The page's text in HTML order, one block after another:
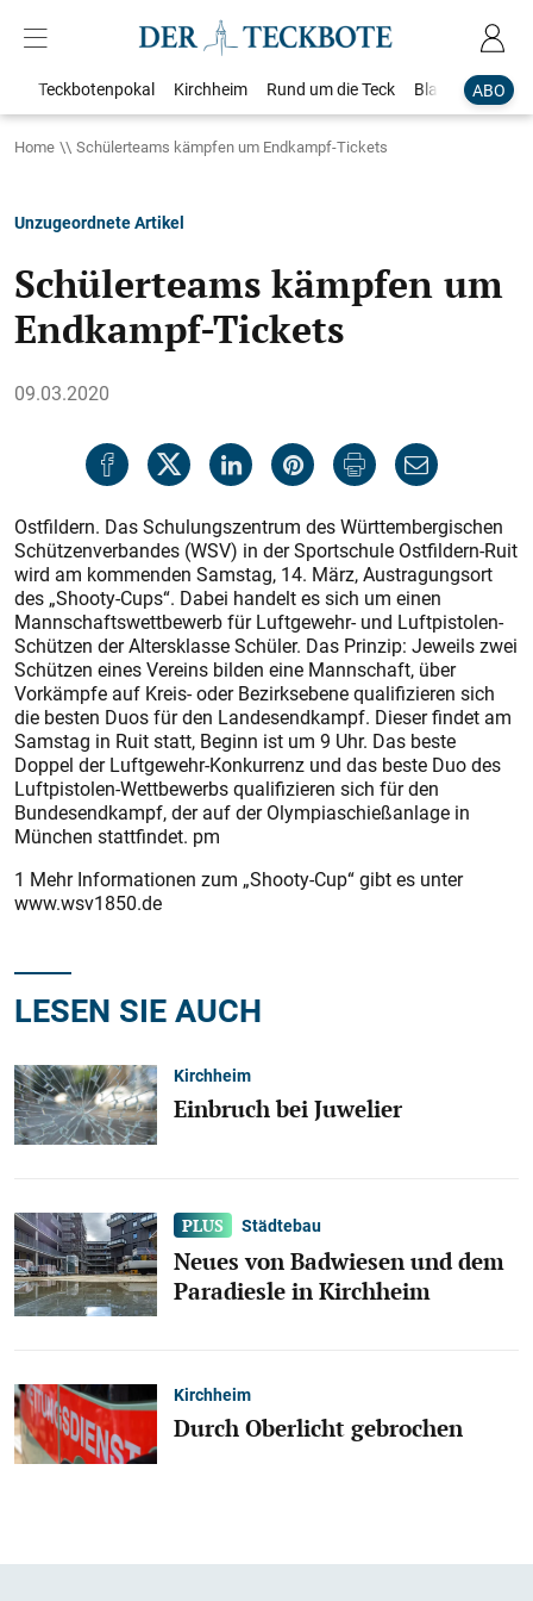
ABO
Teckbotenpokal Kirchheim Rund um die Teck Blaulicht
Home Schülerteams kämpfen um Endkampf-Tickets
Unzugeordnete Artikel
Schülerteams kämpfen um
Endkampf-Tickets
09.03.2020
Ostfildern. Das Schulungszentrum des Württembergischen
Schützenverbandes (WSV) in der Sportschule Ostfildern-Ruit
wird am kommenden Samstag, 14. März, Austragungsort
des „Shooty-Cups“. Dabei handelt es sich um einen
Mannschaftswettbewerb für Luftgewehr- und Luftpis­tolen-
Schützen der Altersklasse Schüler. Das Prinzip: Jeweils zwei
Schützen eines Vereins bilden eine Mannschaft, über
Vorkämpfe auf Kreis- oder Bezirksebene qualifizieren sich
die besten Duos für den Landesendkampf. Dieser findet am
Samstag in Ruit statt, Beginn ist um 9 Uhr. Das beste
Doppel der Luftgewehr-Konkurrenz und das beste Duo des
Luftpistolen-Wettbewerbs qualifizieren sich für den
Bundesendkampf, der auf der Olympiaschießanlage in
München stattfindet. pm
1 Mehr Informationen zum „Shooty-Cup“ gibt es unter
www.wsv1850.de
LESEN SIE AUCH
Kirchheim
Einbruch bei Juwelier
Städtebau
Neues von Badwiesen und dem
Paradiesle in Kirchheim
Kirchheim
Durch Oberlicht gebrochen